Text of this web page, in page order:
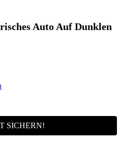
Auto Auf Dunklen
SICHERN!